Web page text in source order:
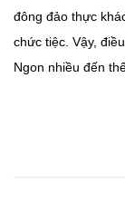
đông đảo thực
chức tiệc. Vậy,
Ngon nhiều đến